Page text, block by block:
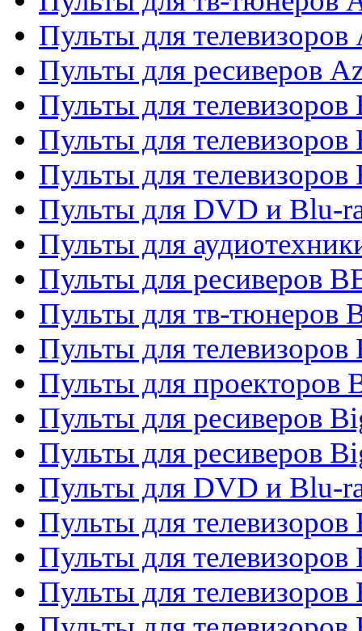
Пульты для телевизоров
Пульты для ресиверов
Пульты для
Пульты для
Пульты для
Пульты для DVD и Blu-
Пульты для
Пульты для ресиверов
Пульты для тв-тюнеров
Пульты для телевизоров
Пульты для проекторов
Пульты для ресиверов
Пульты для ресиверов
Пульты для DVD и Blu-
Пульты для телевизоров
Пульты для телевизоров
Пульты для телевизоров